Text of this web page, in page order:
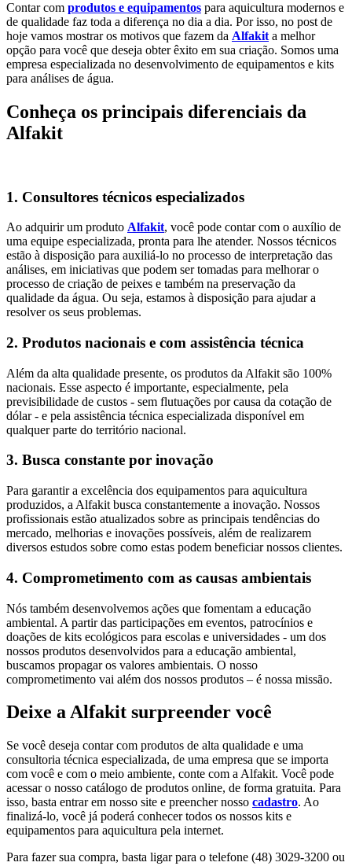
Contar com produtos e equipamentos para aquicultura modernos e
de qualidade faz toda a diferença no dia a dia. Por isso, no post de
hoje vamos mostrar os motivos que fazem da Alfakit a melhor
opção para você que deseja obter êxito em sua criação. Somos uma
empresa especializada no desenvolvimento de equipamentos e kits
para análises de água.
Conheça os principais diferenciais da
Alfakit
1. Consultores técnicos especializados
Ao adquirir um produto Alfakit, você pode contar com o auxílio de
uma equipe especializada, pronta para lhe atender. Nossos técnicos
estão à disposição para auxiliá-lo no processo de interpretação das
análises, em iniciativas que podem ser tomadas para melhorar o
processo de criação de peixes e também na preservação da
qualidade da água. Ou seja, estamos à disposição para ajudar a
resolver os seus problemas.
2. Produtos nacionais e com assistência técnica
Além da alta qualidade presente, os produtos da Alfakit são 100%
nacionais. Esse aspecto é importante, especialmente, pela
previsibilidade de custos - sem flutuações por causa da cotação de
dólar - e pela assistência técnica especializada disponível em
qualquer parte do território nacional.
3. Busca constante por inovação
Para garantir a excelência dos equipamentos para aquicultura
produzidos, a Alfakit busca constantemente a inovação. Nossos
profissionais estão atualizados sobre as principais tendências do
mercado, melhorias e inovações possíveis, além de realizarem
diversos estudos sobre como estas podem beneficiar nossos clientes.
4. Comprometimento com as causas ambientais
Nós também desenvolvemos ações que fomentam a educação
ambiental. A partir das participações em eventos, patrocínios e
doações de kits ecológicos para escolas e universidades - um dos
nossos produtos desenvolvidos para a educação ambiental,
buscamos propagar os valores ambientais. O nosso
comprometimento vai além dos nossos produtos – é nossa missão.
Deixe a Alfakit surpreender você
Se você deseja contar com produtos de alta qualidade e uma
consultoria técnica especializada, de uma empresa que se importa
com você e com o meio ambiente, conte com a Alfakit. Você pode
acessar o nosso catálogo de produtos online, de forma gratuita. Para
isso, basta entrar em nosso site e preencher nosso cadastro. Ao
finalizá-lo, você já poderá conhecer todos os nossos kits e
equipamentos para aquicultura pela internet.
Para fazer sua compra, basta ligar para o telefone (48) 3029-3200 ou